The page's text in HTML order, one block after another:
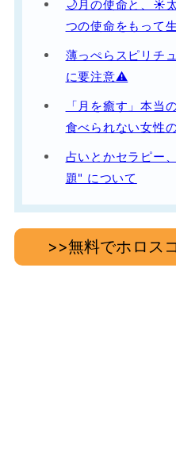
🌙月の使命と、☀️
つの使命をもって
薄っぺらスピリチ
に要注意⚠️
「月を癒す」本当
食べられない女性
占いとかセラピー
題" について
>>無料でホロス